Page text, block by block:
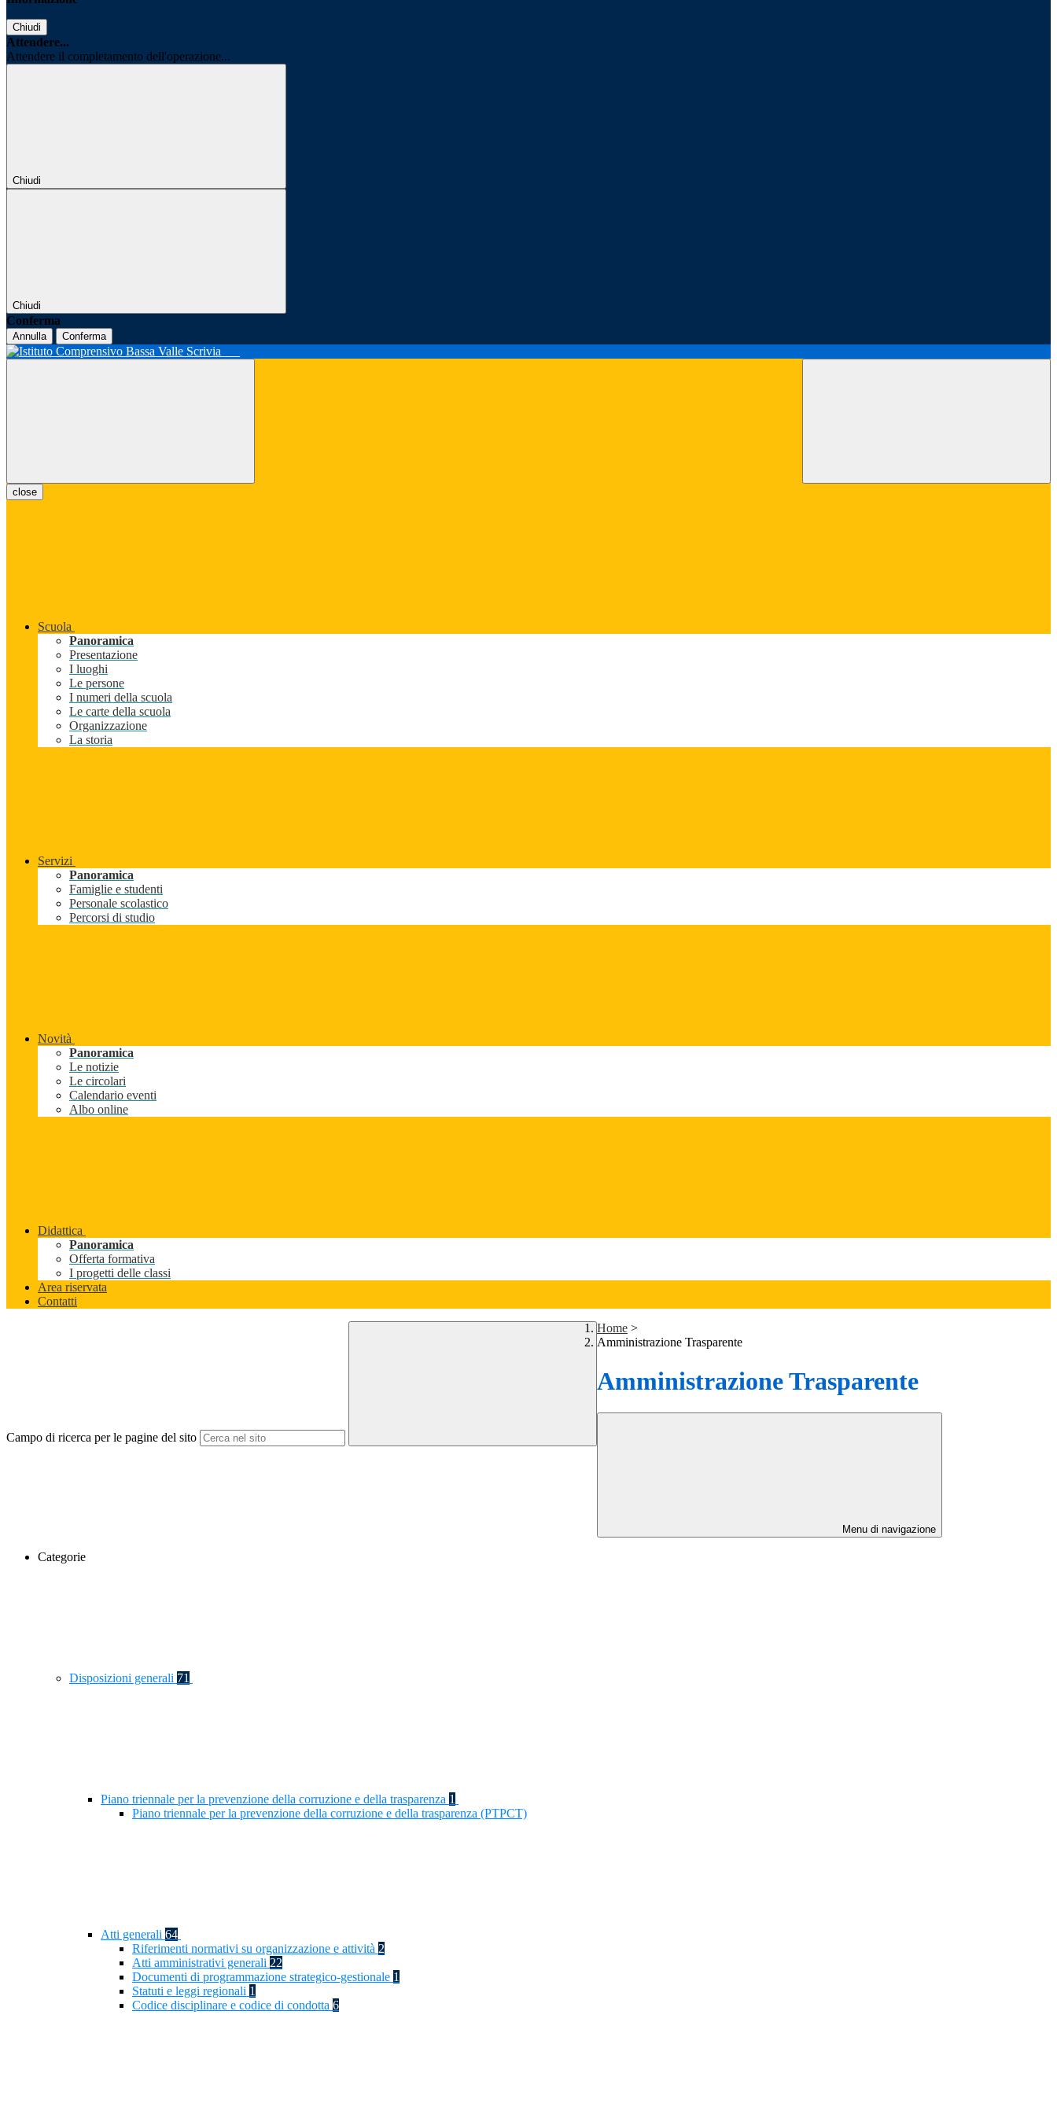
Chiudi
Attendere...
Attendere il completamento dell'operazione...
Chiudi
Chiudi
Conferma
Annulla Conferma
close
Scuola
Panoramica
Presentazione
I luoghi
Le persone
I numeri della scuola
Le carte della scuola
Organizzazione
La storia
Servizi
Panoramica
Famiglie e studenti
Personale scolastico
Percorsi di studio
Novità
Panoramica
Le notizie
Le circolari
Calendario eventi
Albo online
Didattica
Panoramica
Offerta formativa
I progetti delle classi
Area riservata
Contatti
Campo di ricerca per le pagine del sito
Home >
Amministrazione Trasparente
Amministrazione Trasparente
Menu di navigazione
Categorie
Disposizioni generali 71
Piano triennale per la prevenzione della corruzione e della trasparenza 1
Piano triennale per la prevenzione della corruzione e della trasparenza (PTPCT)
Atti generali 64
Riferimenti normativi su organizzazione e attività 2
Atti amministrativi generali 22
Documenti di programmazione strategico-gestionale 1
Statuti e leggi regionali 1
Codice disciplinare e codice di condotta 6